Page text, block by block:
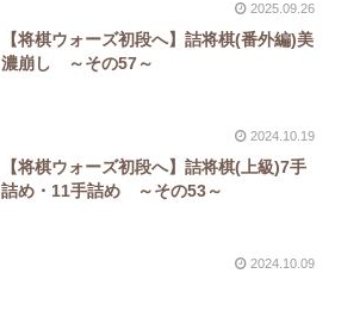
2025.09.26
【将棋ウォーズ初段へ】詰将棋(番外編)美
濃崩し ～その57～
2024.10.19
【将棋ウォーズ初段へ】詰将棋(上級)7手
詰め・11手詰め ～その53～
2024.10.09